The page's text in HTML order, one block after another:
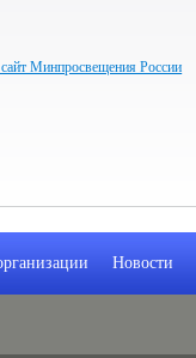
Минпросвещения России
Новости